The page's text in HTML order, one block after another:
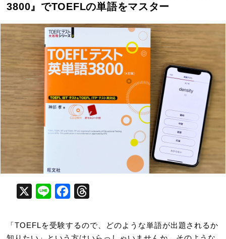
3800』でTOEFLの単語をマスター
X Line Facebook
「TOEFLを受験するので、どのような単語が出題されるか